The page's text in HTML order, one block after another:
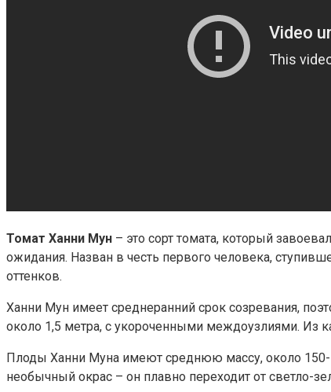
Томат Ханни Мун – это сорт томата, который
ожидания. Назван в честь первого человека,
оттенков.
Ханни Мун имеет среднеранний срок созревания,
около 1,5 метра, с укороченными междоузлиями. Из
Плоды Ханни Муна имеют среднюю массу, около 150-
необычный окрас – он плавно переходит от светло-